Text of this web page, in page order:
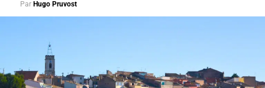
Par Hugo Pruvost